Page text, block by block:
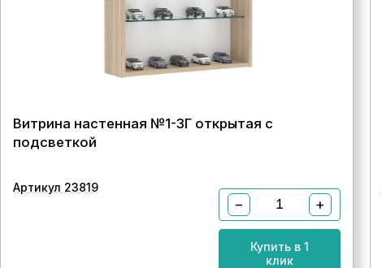
Витрина настенная №1-3Г открытая с
подсветкой
Артикул 23819
− +
Купить в 1
клик